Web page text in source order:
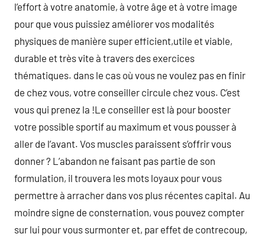
l’effort à votre anatomie, à votre âge et à votre image
pour que vous puissiez améliorer vos modalités
physiques de manière super efficient,utile et viable,
durable et très vite à travers des exercices
thématiques. dans le cas où vous ne voulez pas en finir
de chez vous, votre conseiller circule chez vous. C’est
vous qui prenez la !Le conseiller est là pour booster
votre possible sportif au maximum et vous pousser à
aller de l’avant. Vos muscles paraissent s’offrir vous
donner ? L’abandon ne faisant pas partie de son
formulation, il trouvera les mots loyaux pour vous
permettre à arracher dans vos plus récentes capital. Au
moindre signe de consternation, vous pouvez compter
sur lui pour vous surmonter et, par effet de contrecoup,